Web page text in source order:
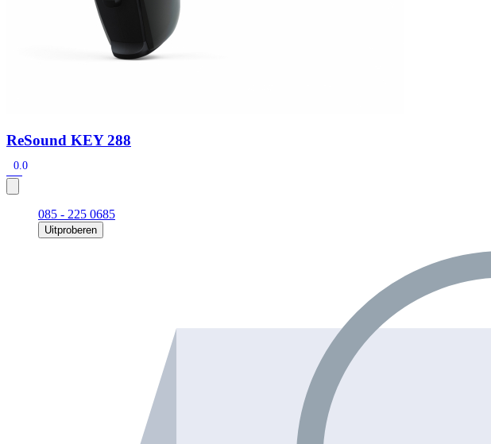
ReSound KEY 288
0.0
085 - 225 0685
Uitproberen